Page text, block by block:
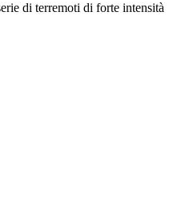
di terremoti di forte intensità